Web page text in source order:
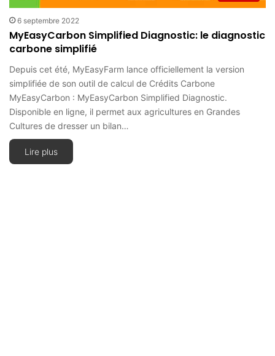
6 septembre 2022
MyEasyCarbon Simplified Diagnostic: le diagnostic
carbone simplifié
Depuis cet été, MyEasyFarm lance officiellement la version
simplifiée de son outil de calcul de Crédits Carbone
MyEasyCarbon : MyEasyCarbon Simplified Diagnostic.
Disponible en ligne, il permet aux agricultures en Grandes
Cultures de dresser un bilan…
Lire plus